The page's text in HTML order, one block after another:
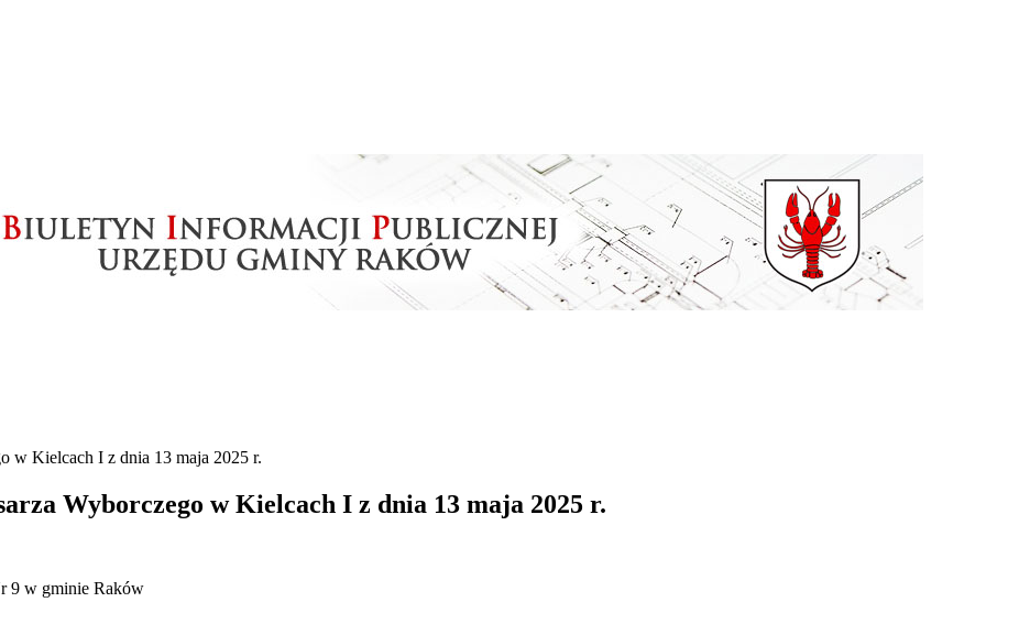
w Kielcach I z dnia 13 maja 2025 r.
Wyborczego w Kielcach I z dnia 13 maja 2025 r.
9 w gminie Raków